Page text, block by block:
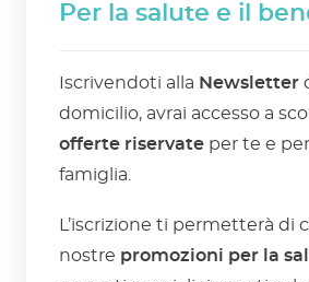
Per la salute e il
Iscrivendoti alla Newsletter
domicilio, avrai accesso a
offerte riservate per te e
famiglia.
L’iscrizione ti permetterà di
nostre promozioni per la